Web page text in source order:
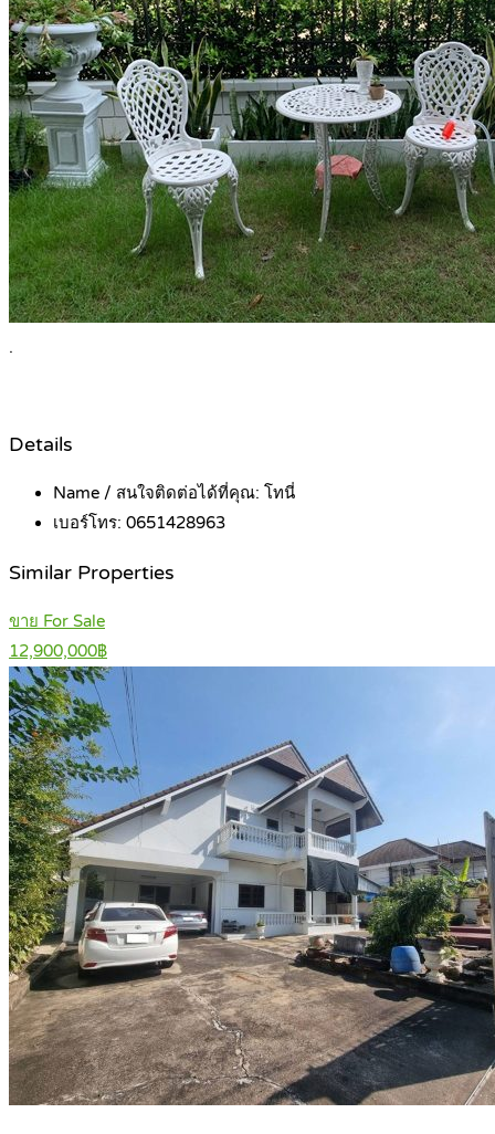
.
Details
Name / สนใจติดต่อได้ที่คุณ: โทนี่
เบอร์โทร: 0651428963
Similar Properties
ขาย For Sale
12,900,000฿